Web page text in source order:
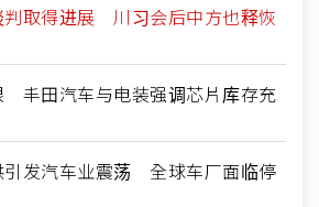
判取得进展 川习会后中方也释恢
丰田汽车与电装强调芯片库存充
引发汽车业震荡 全球车厂面临停